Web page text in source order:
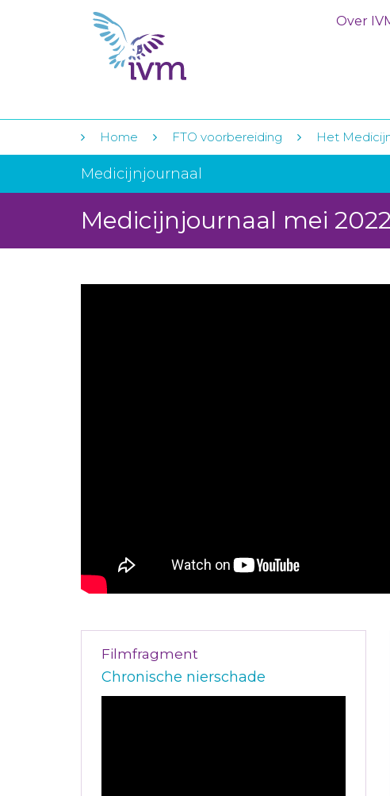
Over
Home FTO voorbereiding Het
Medicijnjournaal
Medicijnjournaal mei 2022
Filmfragment
Chronische nierschade